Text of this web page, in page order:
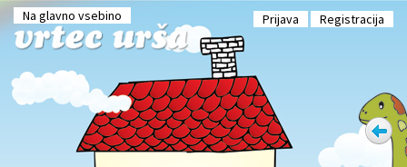
Na glavno vsebino Prijava Registracija